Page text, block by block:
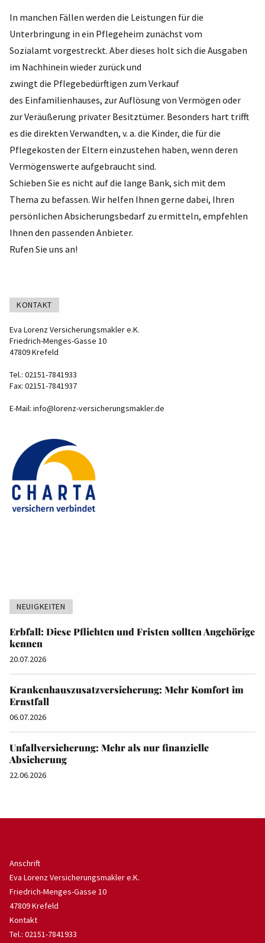
In manchen Fällen werden die Leistungen für die
Unterbringung in ein Pflegeheim zunächst vom
Sozialamt vorgestreckt. Aber dieses holt sich die Ausgaben
im Nachhinein wieder zurück und
zwingt die Pflegebedürftigen zum Verkauf
des Einfamilienhauses, zur Auflösung von Vermögen oder
zur Veräußerung privater Besitztümer. Besonders hart trifft
es die direkten Verwandten, v. a. die Kinder, die für die
Pflegekosten der Eltern einzustehen haben, wenn deren
Vermögenswerte aufgebraucht sind.
Schieben Sie es nicht auf die lange Bank, sich mit dem
Thema zu befassen. Wir helfen Ihnen gerne dabei, Ihren
persönlichen Absicherungsbedarf zu ermitteln, empfehlen
Ihnen den passenden Anbieter.
Rufen Sie uns an!
KONTAKT
Eva Lorenz Versicherungsmakler e.K.
Friedrich-Menges-Gasse 10
47809 Krefeld
Tel.: 02151-7841933
Fax: 02151-7841937
E-Mail: info@lorenz-versicherungsmakler.de
NEUIGKEITEN
Erbfall: Diese Pflichten und Fristen sollten Angehörige
kennen
20.07.2026
Krankenhauszusatzversicherung: Mehr Komfort im
Ernstfall
06.07.2026
Unfallversicherung: Mehr als nur finanzielle
Absicherung
22.06.2026
Anschrift
Eva Lorenz Versicherungsmakler e.K.
Friedrich-Menges-Gasse 10
47809 Krefeld
Kontakt
Tel.: 02151-7841933